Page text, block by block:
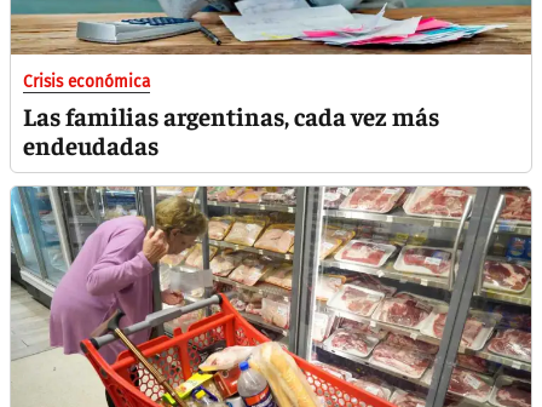
Crisis económica
Las familias argentinas, cada vez más
endeudadas